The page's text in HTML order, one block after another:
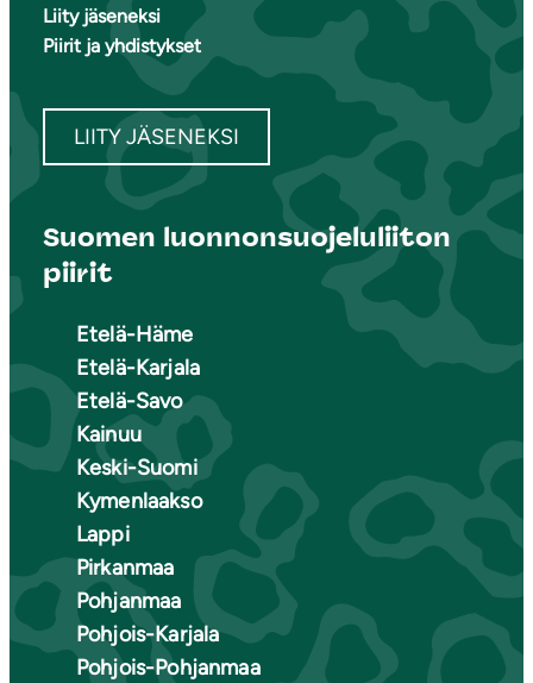
Liity jäseneksi
Piirit ja yhdistykset
LIITY JÄSENEKSI
Suomen luonnonsuojeluliiton
piirit
Etelä-Häme
Etelä-Karjala
Etelä-Savo
Kainuu
Keski-Suomi
Kymenlaakso
Lappi
Pirkanmaa
Pohjanmaa
Pohjois-Karjala
Pohjois-Pohjanmaa